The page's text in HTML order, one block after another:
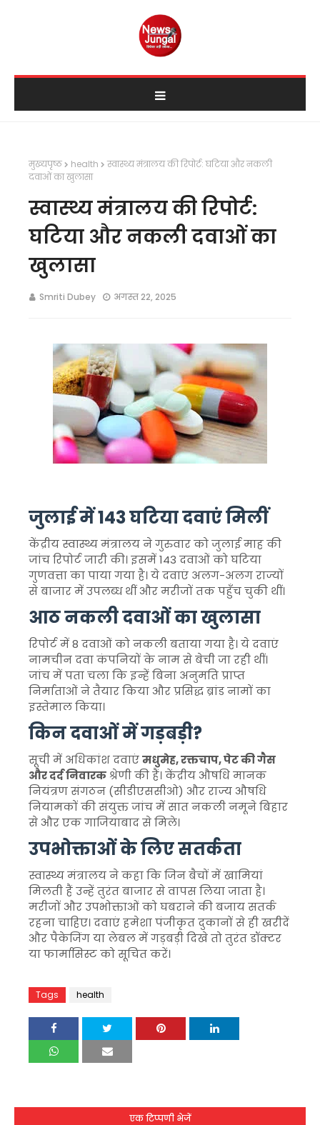
मुख्यपृष्ठ health
स्वास्थ्य मंत्रालय की रिपोर्ट: घटिया और नकली
दवाओं का खुलासा
स्वास्थ्य मंत्रालय की रिपोर्ट:
घटिया और नकली दवाओं का
खुलासा
Smriti Dubey अगस्त 22, 2025
जुलाई में 143 घटिया दवाएं मिलीं
केंद्रीय स्वास्थ्य मंत्रालय ने गुरुवार को जुलाई माह की
जांच रिपोर्ट जारी की। इसमें 143 दवाओं को घटिया
गुणवत्ता का पाया गया है। ये दवाएं अलग-अलग राज्यों
से बाजार में उपलब्ध थीं और मरीजों तक पहुँच चुकी थीं।
आठ नकली दवाओं का खुलासा
रिपोर्ट में 8 दवाओं को नकली बताया गया है। ये दवाएं
नामचीन दवा कंपनियों के नाम से बेची जा रही थीं।
जांच में पता चला कि इन्हें बिना अनुमति प्राप्त
निर्माताओं ने तैयार किया और प्रसिद्ध ब्रांड नामों का
इस्तेमाल किया।
किन दवाओं में गड़बड़ी?
सूची में अधिकांश दवाएंमधुमेह, रक्तचाप, पेट की गैस
और दर्द निवारक श्रेणी की हैं। केंद्रीय औषधि मानक
नियंत्रण संगठन (सीडीएससीओ) और राज्य औषधि
नियामकों की संयुक्त जांच में सात नकली नमूने बिहार
से और एक गाजियाबाद से मिले।
उपभोक्ताओं के लिए सतर्कता
स्वास्थ्य मंत्रालय ने कहा कि जिन बैचों में खामियां
मिलती हैं उन्हें तुरंत बाजार से वापस लिया जाता है।
मरीजों और उपभोक्ताओं को घबराने की बजाय सतर्क
रहना चाहिए। दवाएं हमेशा पंजीकृत दुकानों से ही खरीदें
और पैकेजिंग या लेबल में गड़बड़ी दिखे तो तुरंत डॉक्टर
या फार्मासिस्ट को सूचित करें।
Tags health
एक टिप्पणी भेजें